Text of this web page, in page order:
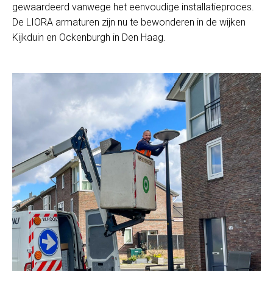
gewaardeerd vanwege het eenvoudige installatieproces.
De LIORA armaturen zijn nu te bewonderen in de wijken
Kijkduin en Ockenburgh in Den Haag.